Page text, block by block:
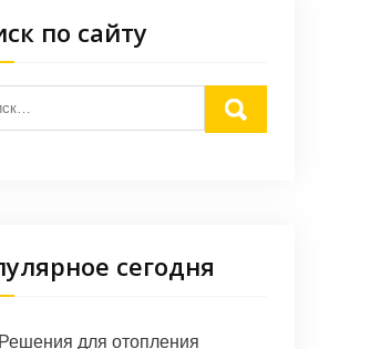
по сайту
сегодня
Решения для отопления